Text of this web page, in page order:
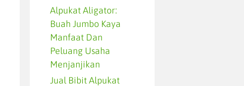
Alpukat Aligator:
Buah Jumbo Kaya
Manfaat Dan
Peluang Usaha
Menjanjikan
Jual Bibit Alpukat